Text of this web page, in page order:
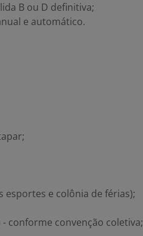
B ou D definitiva;
e automático.
esportes e colônia de férias);
- conforme convenção coletiva;